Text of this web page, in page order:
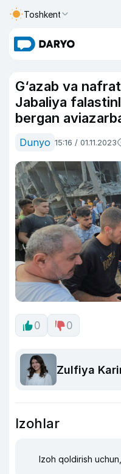
Toshkent
G‘azab va
Jabaliya
bergan
Dunyo 15:16 / 01.11.2023
0 0
Zulfiya
Izohlar
Izoh qoldirish